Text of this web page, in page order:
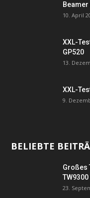
10. April
XXL-
GP520
13.
XXL-
9.
BELIEBTE
Großes
TW9300
23.